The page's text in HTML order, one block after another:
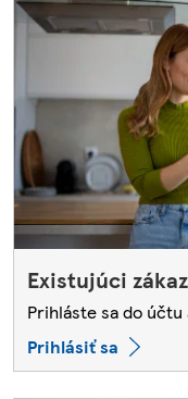
Existujúci
Prihláste sa do účtu
Prihlásiť sa